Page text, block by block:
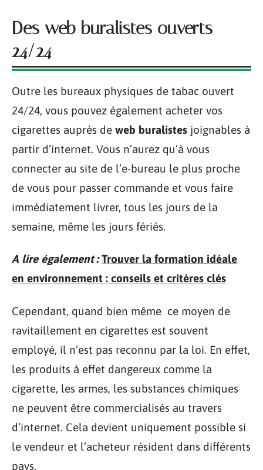
Des web buralistes ouverts
24/24
Outre les bureaux physiques de tabac ouvert
24/24, vous pouvez également acheter vos
cigarettes auprès de web buralistes joignables à
partir d’internet. Vous n’aurez qu’à vous
connecter au site de l’e-bureau le plus proche
de vous pour passer commande et vous faire
immédiatement livrer, tous les jours de la
semaine, même les jours fériés.
A lire également : Trouver la formation idéale
en environnement : conseils et critères clés
Cependant, quand bien même ce moyen de
ravitaillement en cigarettes est souvent
employé, il n’est pas reconnu par la loi. En effet,
les produits à effet dangereux comme la
cigarette, les armes, les substances chimiques
ne peuvent être commercialisés au travers
d’internet. Cela devient uniquement possible si
le vendeur et l’acheteur résident dans différents
pays.